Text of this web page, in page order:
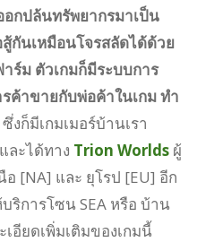
กปล้นทรัพยากรมาเป็น
สู้กันเหมือนโจรสลัดได้ด้วย
ร์ม ตัวเกมก็มีระบบการ
ค้าขายกับพ่อค้าในเกม ทำ
ซึ่งก็มีเกมเมอร์บ้านเรา
ละได้ทาง Trion Worlds ผู้
อ [NA] และ ยุโรป [EU] อีก
ริการโซน SEA หรือ บ้าน
อียดเพิ่มเติมของเกมนี้